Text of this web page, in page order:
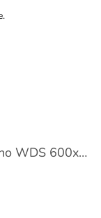
Jednokrídlové plastové okno WDS 600x1000